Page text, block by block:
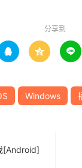
分享到
  
Windows
[Android]